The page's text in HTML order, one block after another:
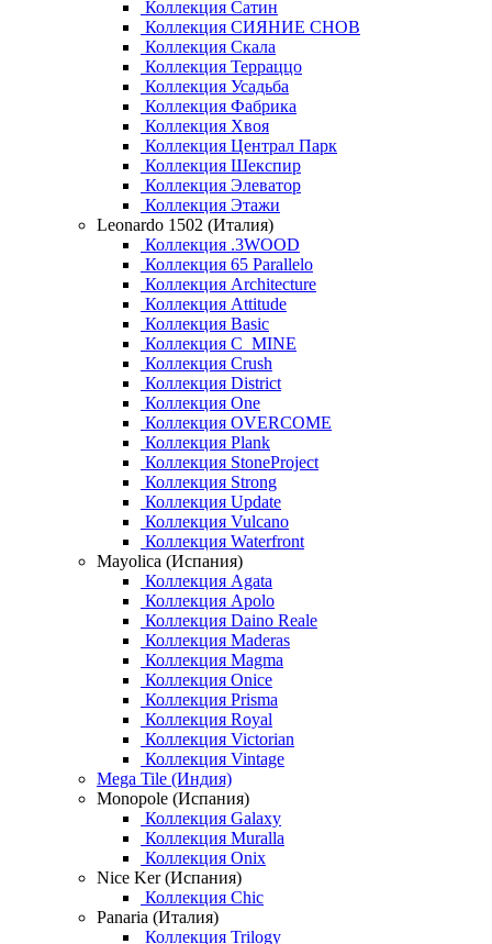
Коллекция Сатин
Коллекция СИЯНИЕ СНОВ
Коллекция Скала
Коллекция Терраццо
Коллекция Усадьба
Коллекция Фабрика
Коллекция Хвоя
Коллекция Централ Парк
Коллекция Шекспир
Коллекция Элеватор
Коллекция Этажи
Leonardo 1502 (Италия)
Коллекция .3WOOD
Коллекция 65 Parallelo
Коллекция Architecture
Коллекция Attitude
Коллекция Basic
Коллекция C_MINE
Коллекция Crush
Коллекция District
Коллекция One
Коллекция OVERCOME
Коллекция Plank
Коллекция StoneProject
Коллекция Strong
Коллекция Update
Коллекция Vulcano
Коллекция Waterfront
Mayolica (Испания)
Коллекция Agata
Коллекция Apolo
Коллекция Daino Reale
Коллекция Maderas
Коллекция Magma
Коллекция Onice
Коллекция Prisma
Коллекция Royal
Коллекция Victorian
Коллекция Vintage
Mega Tile (Индия)
Monopole (Испания)
Коллекция Galaxy
Коллекция Muralla
Коллекция Onix
Nice Ker (Испания)
Коллекция Chic
Panaria (Италия)
Коллекция Trilogy